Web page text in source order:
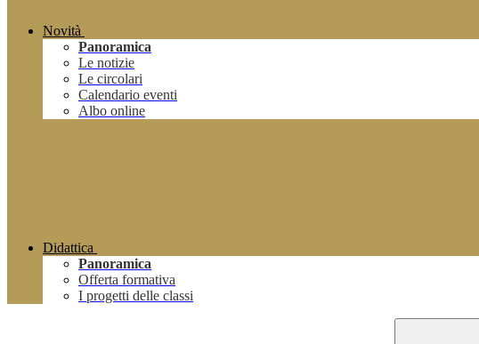
Novità
Panoramica
Le notizie
Le circolari
Calendario eventi
Albo online
Didattica
Panoramica
Offerta formativa
I progetti delle classi